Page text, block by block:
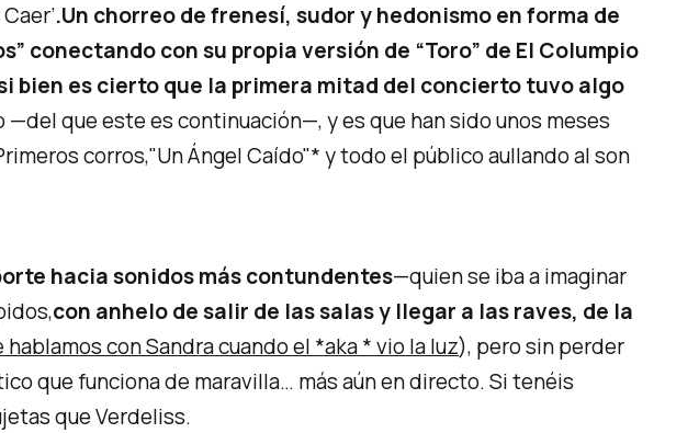
.Un chorreo de frenesí, sudor y hedonismo en forma de
conectando con su propia versión de “Toro” de El Columpio
bien es cierto que la primera mitad del concierto tuvo algo
—del que este es continuación—, y es que han sido unos meses
corros,"Un Ángel Caído"* y todo el público aullando al son
hacia sonidos más contundentes—quien se iba a imaginar
con anhelo de salir de las salas y llegar a las raves, de la
con Sandra cuando el *aka * vio la luz), pero sin perder
que funciona de maravilla… más aún en directo. Si tenéis
que Verdeliss.